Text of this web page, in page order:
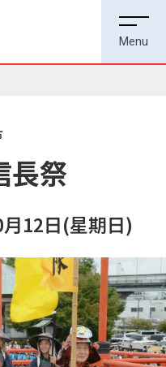
長祭
12日(星期日)